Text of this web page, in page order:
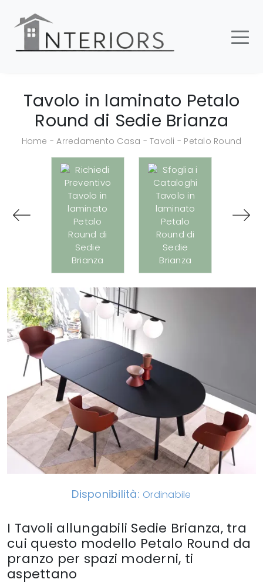
Tavolo in laminato Petalo
Round di Sedie Brianza
Home -Arredamento Casa -Tavoli - Petalo Round
Disponibilità: Ordinabile
I Tavoli allungabili Sedie Brianza, tra
cui questo modello Petalo Round da
pranzo per spazi moderni, ti
aspettano